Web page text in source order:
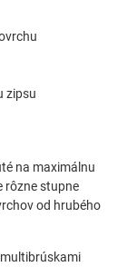
zipsu
na maximálnu
rôzne stupne
od hrubého